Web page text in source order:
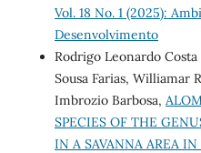
Vol. 18 No. 1 (2025):
Desenvolvimento
Rodrigo Leonardo
Sousa Farias, Williamar
Imbrozio Barbosa,
SPECIES OF THE
IN A SAVANNA AREA